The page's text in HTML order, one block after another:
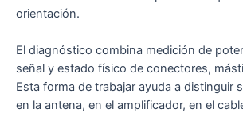
orientación.
El diagnóstico combina medición de
señal y estado físico de conectores,
Esta forma de trabajar ayuda a distinguir
en la antena, en el amplificador, en el